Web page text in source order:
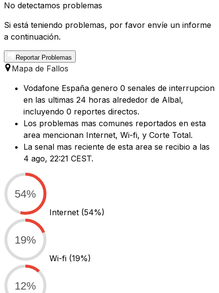
No detectamos problemas
Si está teniendo problemas, por favor envíe un informe
a continuación.
Reportar Problemas
Mapa de Fallos
Vodafone España genero 0 senales de interrupcion
en las ultimas 24 horas alrededor de Albal,
incluyendo 0 reportes directos.
Los problemas mas comunes reportados en esta
area mencionan Internet, Wi-fi, y Corte Total.
La senal mas reciente de esta area se recibio a las
4 ago, 22:21 CEST.
54%
Internet (54%)
19%
Wi-fi (19%)
12%